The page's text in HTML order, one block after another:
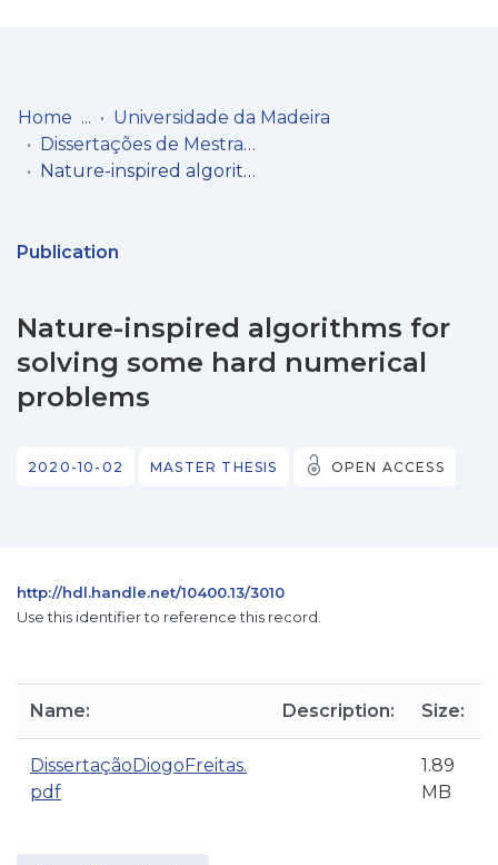
Communities
Statistics
Home
Universidade da Madeira
Dissertações de Mestrado
Nature-inspired algorithms for solving some hard numerical problems
Publication
Nature-inspired algorithms for
solving some hard numerical
problems
2020-10-02 MASTER THESIS OPEN ACCESS
http://hdl.handle.net/10400.13/3010
Use this identifier to reference this record.
Name: Description: Size:
DissertaçãoDiogoFreitas.
pdf
1.89
MB